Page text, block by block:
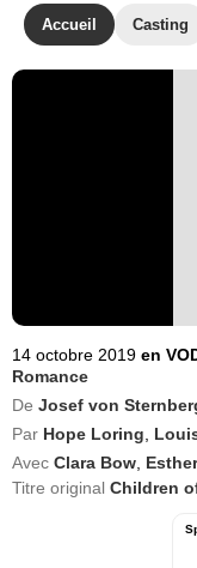
Accueil Casting
14 octobre 2019 en
Romance
De Josef von
Par Hope Loring
Avec Clara Bow
Titre original Children